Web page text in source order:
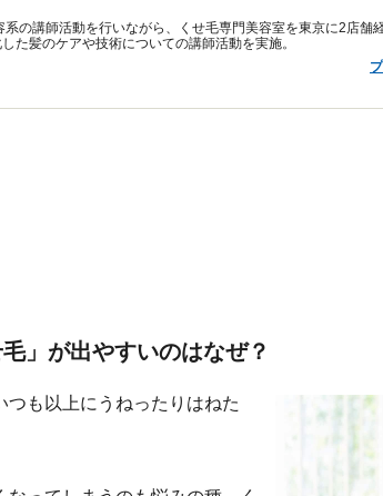
の講師活動を行いながら、くせ毛専門美容室を東京に2店舗
た髪のケアや技術についての講師活動を実施。
」が出やすいのはなぜ？
も以上にうねったりはねた